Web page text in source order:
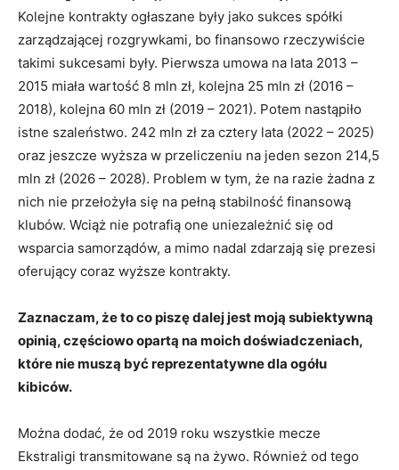
Kolejne kontrakty ogłaszane były jako sukces spółki
zarządzającej rozgrywkami, bo finansowo rzeczywiście
takimi sukcesami były. Pierwsza umowa na lata 2013 –
2015 miała wartość 8 mln zł, kolejna 25 mln zł (2016 –
2018), kolejna 60 mln zł (2019 – 2021). Potem nastąpiło
istne szaleństwo. 242 mln zł za cztery lata (2022 – 2025)
oraz jeszcze wyższa w przeliczeniu na jeden sezon 214,5
mln zł (2026 – 2028). Problem w tym, że na razie żadna z
nich nie przełożyła się na pełną stabilność finansową
klubów. Wciąż nie potrafią one uniezależnić się od
wsparcia samorządów, a mimo nadal zdarzają się prezesi
oferujący coraz wyższe kontrakty.
Zaznaczam, że to co piszę dalej jest moją subiektywną
opinią, częściowo opartą na moich doświadczeniach,
które nie muszą być reprezentatywne dla ogółu
kibiców.
Można dodać, że od 2019 roku wszystkie mecze
Ekstraligi transmitowane są na żywo. Również od tego